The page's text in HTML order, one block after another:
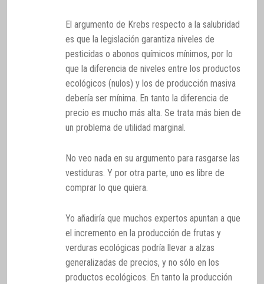
El argumento de Krebs respecto a la salubridad
es que la legislación garantiza niveles de
pesticidas o abonos químicos mínimos, por lo
que la diferencia de niveles entre los productos
ecológicos (nulos) y los de producción masiva
debería ser mínima. En tanto la diferencia de
precio es mucho más alta. Se trata más bien de
un problema de utilidad marginal.
No veo nada en su argumento para rasgarse las
vestiduras. Y por otra parte, uno es libre de
comprar lo que quiera.
Yo añadiría que muchos expertos apuntan a que
el incremento en la producción de frutas y
verduras ecológicas podría llevar a alzas
generalizadas de precios, y no sólo en los
productos ecológicos. En tanto la producción